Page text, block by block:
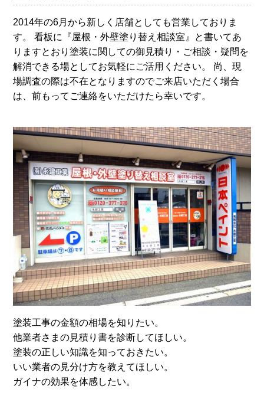
2014年の6月から新しく店舗としても営業しておりま
す。 看板に『屋根・外壁塗り替え相談室』と書いてあ
りますとおり塗装に関しての御見積り・ご相談・疑問を
解消できる場としてお気軽にご活用ください。 尚、現
場調査の際は不在となりますのでご来店いただく場合
は、前もってご連絡をいただけたら幸いです。
塗装工事の金額の相場を知りたい。
他業者さまの見積り書を診断してほしい。
塗装の正しい知識を知っておきたい。
いい業者の見分け方を教えてほしい。
ガイナの効果を体感したい。